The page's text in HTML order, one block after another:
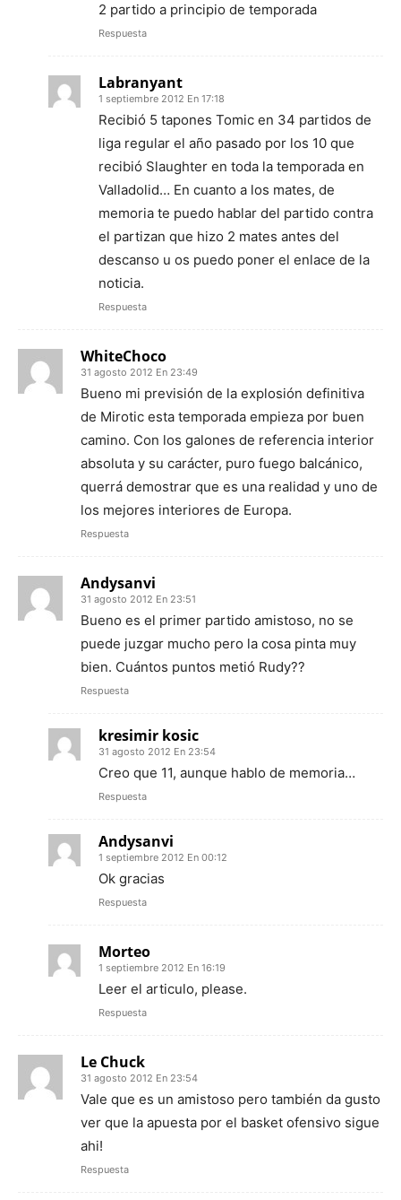
2 partido a principio de temporada
Respuesta
Labranyant
1 septiembre 2012 En 17:18
Recibió 5 tapones Tomic en 34 partidos de
liga regular el año pasado por los 10 que
recibió Slaughter en toda la temporada en
Valladolid… En cuanto a los mates, de
memoria te puedo hablar del partido contra
el partizan que hizo 2 mates antes del
descanso u os puedo poner el enlace de la
noticia.
Respuesta
WhiteChoco
31 agosto 2012 En 23:49
Bueno mi previsión de la explosión definitiva
de Mirotic esta temporada empieza por buen
camino. Con los galones de referencia interior
absoluta y su carácter, puro fuego balcánico,
querrá demostrar que es una realidad y uno de
los mejores interiores de Europa.
Respuesta
Andysanvi
31 agosto 2012 En 23:51
Bueno es el primer partido amistoso, no se
puede juzgar mucho pero la cosa pinta muy
bien. Cuántos puntos metió Rudy??
Respuesta
kresimir kosic
31 agosto 2012 En 23:54
Creo que 11, aunque hablo de memoria…
Respuesta
Andysanvi
1 septiembre 2012 En 00:12
Ok gracias
Respuesta
Morteo
1 septiembre 2012 En 16:19
Leer el articulo, please.
Respuesta
Le Chuck
31 agosto 2012 En 23:54
Vale que es un amistoso pero también da gusto
ver que la apuesta por el basket ofensivo sigue
ahi!
Respuesta